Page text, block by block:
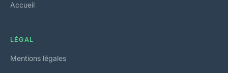
Accueil
LÉGAL
Mentions légales